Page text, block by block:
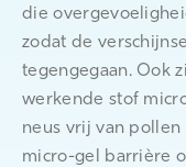
die
zodat de
tegengegaan. Ook
werkende stof
neus vrij van
micro-gel barrière